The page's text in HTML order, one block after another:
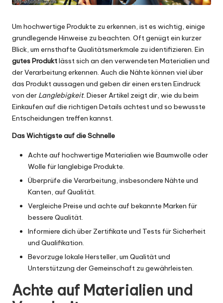
Um hochwertige Produkte zu erkennen, ist es wichtig, einige
grundlegende Hinweise zu beachten. Oft genügt ein kurzer
Blick, um ernsthafte Qualitätsmerkmale zu identifizieren. Ein
gutes Produktlässt sich an den verwendeten Materialien und
der Verarbeitung erkennen. Auch die Nähte können viel über
das Produkt aussagen und geben dir einen ersten Eindruck
von der Langlebigkeit. Dieser Artikel zeigt dir, wie du beim
Einkaufen auf die richtigen Details achtest und so bewusste
Entscheidungen treffen kannst.
Das Wichtigste auf die Schnelle
Achte auf hochwertige Materialien wie Baumwolle oder
Wolle für langlebige Produkte.
Überprüfe die Verarbeitung, insbesondere Nähte und
Kanten, auf Qualität.
Vergleiche Preise und achte auf bekannte Marken für
bessere Qualität.
Informiere dich über Zertifikate und Tests für Sicherheit
und Qualifikation.
Bevorzuge lokale Hersteller, um Qualität und
Unterstützung der Gemeinschaft zu gewährleisten.
Achte auf Materialien und